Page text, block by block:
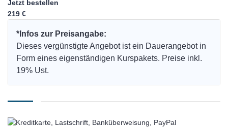
Jetzt bestellen
219 €
*Infos zur Preisangabe:
Dieses vergünstigte Angebot ist ein Dauerangebot in
Form eines eigenständigen Kurspakets. Preise inkl.
19% Ust.